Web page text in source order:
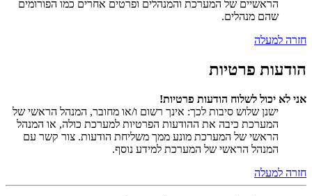
הראשיים של המערכת והמנהלים ופרטים אחרים כמו הפורומים
שהם מנהלים.
חזרה למעלה
הודעות פרטיות
אני לא יכול לשלוח הודעות פרטיות!
ישנן שלוש סיבות לכך: אינך רשום ו/או מחובר, המנהל הראשי של
המערכת כיבה את ההודעות הפרטיות למערכת כולה, או המנהל
הראשי של המערכת מונע ממך משליחת הודעות. צור קשר עם
המנהל הראשי של המערכת למידע נוסף.
חזרה למעלה